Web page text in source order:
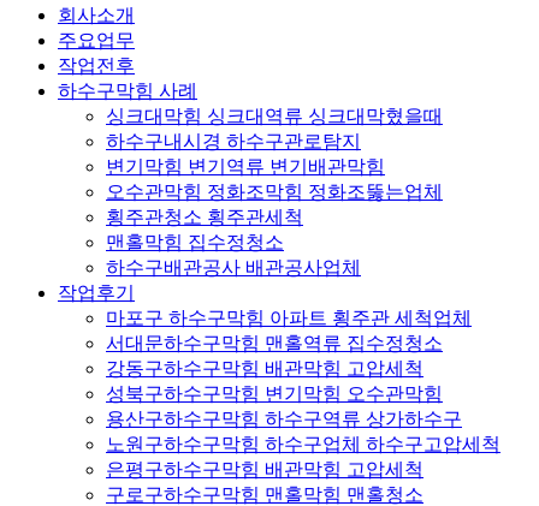
회사소개
주요업무
작업전후
하수구막힘 사례
싱크대막힘 싱크대역류 싱크대막혔을때
하수구내시경 하수구관로탐지
변기막힘 변기역류 변기배관막힘
오수관막힘 정화조막힘 정화조뚫는업체
횡주관청소 횡주관세척
맨홀막힘 집수정청소
하수구배관공사 배관공사업체
작업후기
마포구 하수구막힘 아파트 횡주관 세척업체
서대문하수구막힘 맨홀역류 집수정청소
강동구하수구막힘 배관막힘 고압세척
성북구하수구막힘 변기막힘 오수관막힘
용산구하수구막힘 하수구역류 상가하수구
노원구하수구막힘 하수구업체 하수구고압세척
은평구하수구막힘 배관막힘 고압세척
구로구하수구막힘 맨홀막힘 맨홀청소